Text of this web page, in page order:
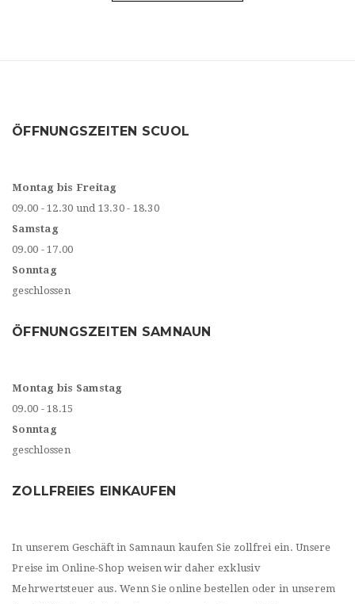
ÖFFNUNGSZEITEN SCUOL
Montag bis Freitag
09.00 - 12.30 und 13.30 - 18.30
Samstag
09.00 - 17.00
Sonntag
geschlossen
ÖFFNUNGSZEITEN SAMNAUN
Montag bis Samstag
09.00 - 18.15
Sonntag
geschlossen
ZOLLFREIES EINKAUFEN
In unserem Geschäft in Samnaun kaufen Sie zollfrei ein. Unsere
Preise im Online-Shop weisen wir daher exklusiv
Mehrwertsteuer aus. Wenn Sie online bestellen oder in unserem